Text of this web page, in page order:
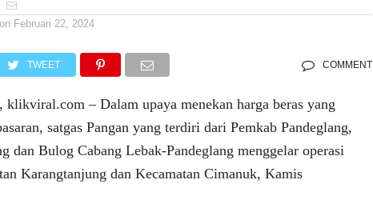
Februari 22, 2024
TWEET COMMENT
– Dalam upaya menekan harga beras yang
satgas Pangan yang terdiri dari Pemkab Pandeglang,
dan Bulog Cabang Lebak-Pandeglang menggelar operasi
Karangtanjung dan Kecamatan Cimanuk, Kamis